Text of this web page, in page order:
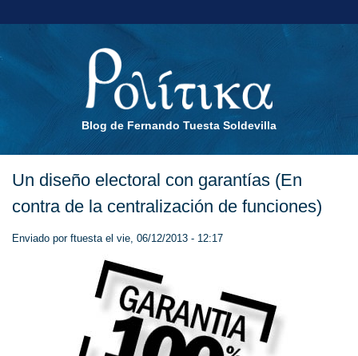
Blog de Fernando Tuesta Soldevilla
Un diseño electoral con garantías (En
contra de la centralización de funciones)
Enviado por ftuestael vie, 06/12/2013 - 12:17